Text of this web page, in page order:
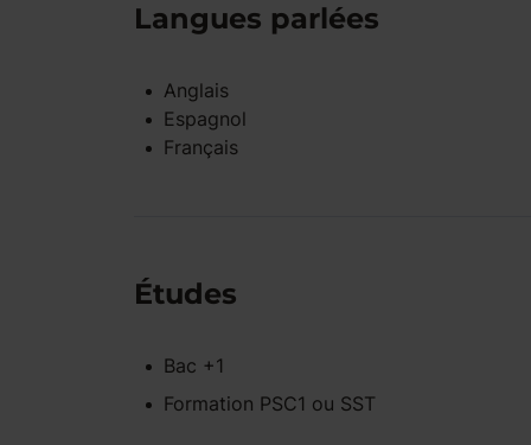
Langues parlées
Anglais
Espagnol
Français
Études
Bac +1
Formation PSC1 ou SST